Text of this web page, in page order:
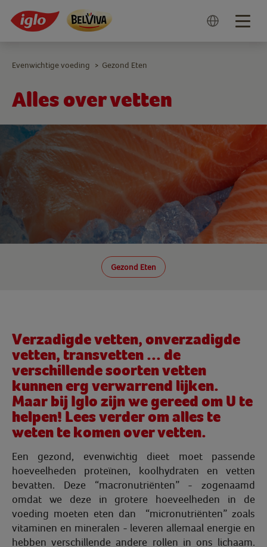
Alles over vetten
Gezond Eten
Evenwichtige voeding > Gezond Eten
Verzadigde vetten, onverzadigde
vetten, transvetten ... de
verschillende soorten vetten
kunnen erg verwarrend lijken.
Maar bij Iglo zijn we gereed om U te
helpen! Lees verder om alles te
weten te komen over vetten.
Een gezond, evenwichtig dieet moet passende
hoeveelheden proteïnen, koolhydraten en vetten
bevatten. Deze “macronutriënten” - zogenaamd
omdat we deze in grotere hoeveelheden in de
voeding moeten eten dan “micronutriënten” zoals
vitaminen en mineralen - leveren allemaal energie en
hebben verschillende andere rollen in ons lichaam.